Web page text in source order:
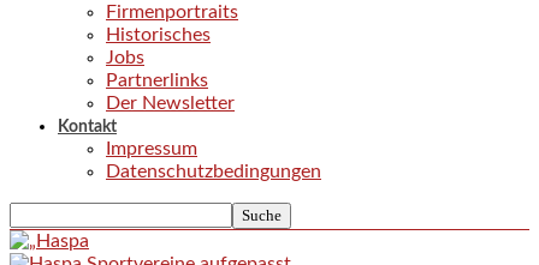
Firmenportraits
Historisches
Jobs
Partnerlinks
Der Newsletter
Kontakt
Impressum
Datenschutzbedingungen